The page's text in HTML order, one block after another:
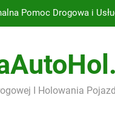
Pomoc Drogowa i
najlepszą pomoc
podróż – jak zadbać o
I Holowania